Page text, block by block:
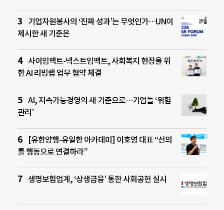
기업자원봉사의 ‘진짜 성과’는 무엇인가…UN이
제시한 새 기준은
사이임팩트-넥스트임팩트, 사회복지 현장을 위
한 AI 리빙랩 업무 협약 체결
AI, 지속가능경영의 새 기준으로…기업들 ‘위험
관리’
[유한양행-유일한 아카데미] 이호영 대표 “선의
를 행동으로 연결하라”
생명보험업계, ‘상생금융’ 통한 사회공헌 실시